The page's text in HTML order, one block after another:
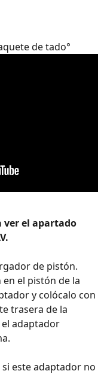
de tado°
ver el apartado
de pistón.
el pistón de la
y colócalo con
trasera de la
adaptador
este adaptador no